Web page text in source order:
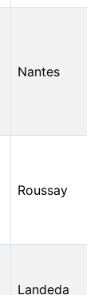
Nantes
Roussay
Landeda